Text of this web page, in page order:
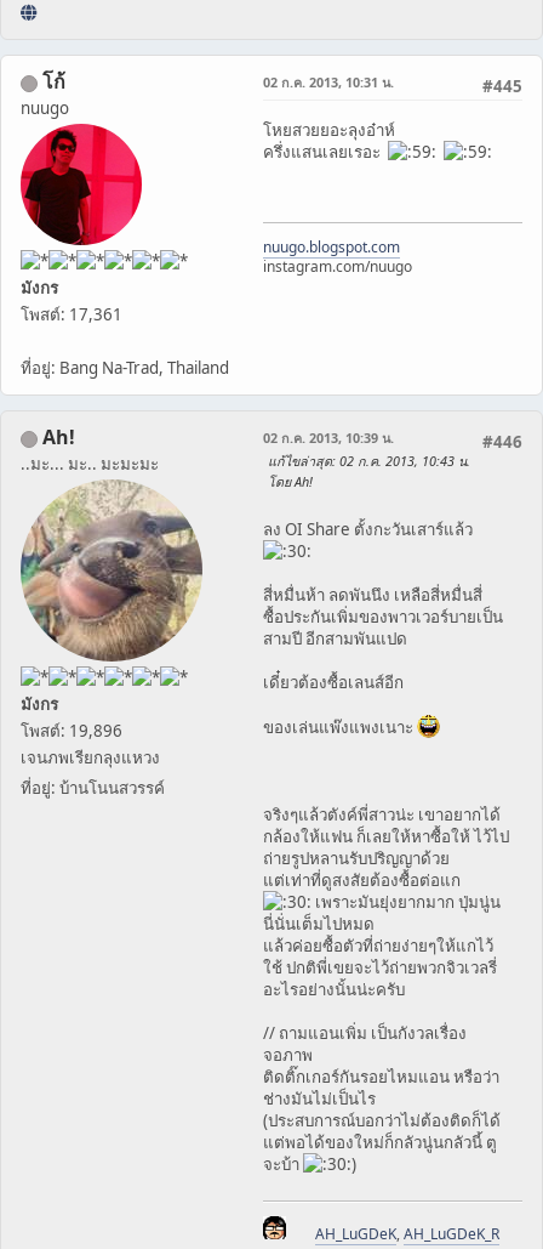
โก้
nuugo
มังกร
โพสต์: 17,361
ที่อยู่: Bang Na-Trad, Thailand
#445
02 ก.ค. 2013, 10:31 น.
โหยสวยยอะลุงอ๋าห์
ครึ่งแสนเลยเรอะ
nuugo.blogspot.com
instagram.com/nuugo
Ah!
..มะ... มะ.. มะมะมะ
มังกร
โพสต์: 19,896
เจนภพเรียกลุงแหวง
ที่อยู่: บ้านโนนสวรรค์
#446
02 ก.ค. 2013, 10:39 น.
แก้ไขล่าสุด: 02 ก.ค. 2013, 10:43 น.
โดย Ah!
ลง OI Share ตั้งกะวันเสาร์แล้ว
สี่หมื่นห้า ลดพันนึง เหลือสี่หมื่นสี่
ซื้อประกันเพิ่มของพาวเวอร์บายเป็น
สามปี อีกสามพันแปด
เดี๋ยวต้องซื้อเลนส์อีก
ของเล่นแพ๊งแพงเนาะ
จริงๆแล้วตังค์พี่สาวน่ะ เขาอยากได้
กล้องให้แฟน ก็เลยให้หาซื้อให้ ไว้ไป
ถ่ายรูปหลานรับปริญญาด้วย
แต่เท่าที่ดูสงสัยต้องซื้อต่อแก
เพราะมันยุ่งยากมาก ปุ่มนู่น
นี่นั่นเต็มไปหมด
แล้วค่อยซื้อตัวที่ถ่ายง่ายๆให้แกไว้
ใช้ ปกติพี่เขยจะไว้ถ่ายพวกจิวเวลรี่
อะไรอย่างนั้นน่ะครับ
// ถามแอนเพิ่ม เป็นกังวลเรื่อง
จอภาพ
ติดติ๊กเกอร์กันรอยไหมแอน หรือว่า
ช่างมันไม่เป็นไร
(ประสบการณ์บอกว่าไม่ต้องติดก็ได้
แต่พอได้ของใหม่ก็กลัวนู่นกลัวนี้ ตู
จะบ้า
)
AH_LuGDeK,AH_LuGDeK_R